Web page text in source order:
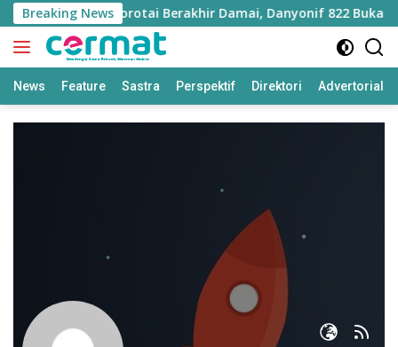
Langsung
ke
konten
Breaking News
TNI-Polri di Morotai Berakhir Damai, Danyonif 822 Buka
News Feature Sastra Perspektif Direktori Advertorial